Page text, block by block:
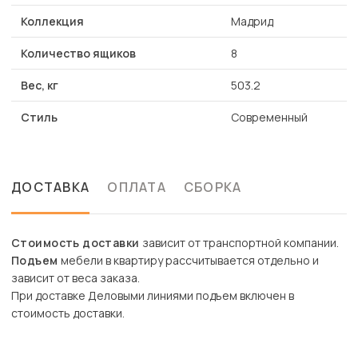
Коллекция Мадрид
Количество ящиков 8
Вес, кг 503.2
Стиль Современный
ДОСТАВКА ОПЛАТА СБОРКА
Стоимость доставки зависит от транспортной компании.
Подъем мебели в квартиру рассчитывается отдельно и
зависит от веса заказа.
При доставке Деловыми линиями подъем включен в
стоимость доставки.